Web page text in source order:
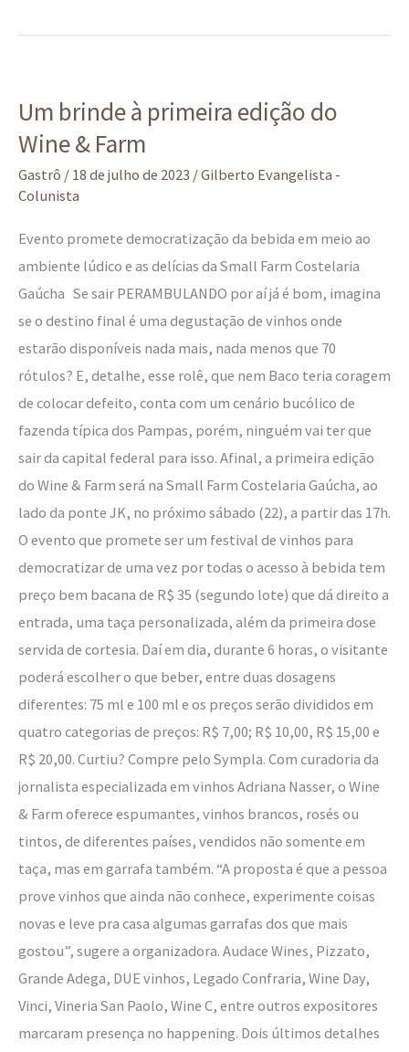
Um brinde à primeira edição do
Wine & Farm
Gastrô / 18 de julho de 2023 /Gilberto Evangelista -
Colunista
Evento promete democratização da bebida em meio ao
ambiente lúdico e as delícias da Small Farm Costelaria
Gaúcha Se sair PERAMBULANDO por aí já é bom, imagina
se o destino final é uma degustação de vinhos onde
estarão disponíveis nada mais, nada menos que 70
rótulos? E, detalhe, esse rolê, que nem Baco teria coragem
de colocar defeito, conta com um cenário bucólico de
fazenda típica dos Pampas, porém, ninguém vai ter que
sair da capital federal para isso. Afinal, a primeira edição
do Wine & Farm será na Small Farm Costelaria Gaúcha, ao
lado da ponte JK, no próximo sábado (22), a partir das 17h.
O evento que promete ser um festival de vinhos para
democratizar de uma vez por todas o acesso à bebida tem
preço bem bacana de R$ 35 (segundo lote) que dá direito a
entrada, uma taça personalizada, além da primeira dose
servida de cortesia. Daí em dia, durante 6 horas, o visitante
poderá escolher o que beber, entre duas dosagens
diferentes: 75 ml e 100 ml e os preços serão divididos em
quatro categorias de preços: R$ 7,00; R$ 10,00, R$ 15,00 e
R$ 20,00. Curtiu? Compre pelo Sympla. Com curadoria da
jornalista especializada em vinhos Adriana Nasser, o Wine
& Farm oferece espumantes, vinhos brancos, rosés ou
tintos, de diferentes países, vendidos não somente em
taça, mas em garrafa também. “A proposta é que a pessoa
prove vinhos que ainda não conhece, experimente coisas
novas e leve pra casa algumas garrafas dos que mais
gostou”, sugere a organizadora. Audace Wines, Pizzato,
Grande Adega, DUE vinhos, Legado Confraria, Wine Day,
Vinci, Vineria San Paolo, Wine C, entre outros expositores
marcaram presença no happening. Dois últimos detalhes
brinde
à
primeira
edição